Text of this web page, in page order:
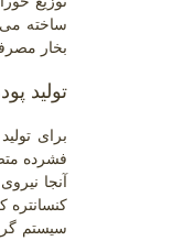
ساخته می
بخار
تولید
برای
فشرده
آنجا
سیستم